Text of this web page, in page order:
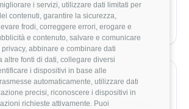
i servizi, utilizzare dati limitati per
contenuti, garantire la sicurezza,
frodi, correggere errori, erogare e
e contenuto, salvare e comunicare
abbinare e combinare dati
altre fonti di dati, collegare diversi
i dispositivi in base alle
automaticamente, utilizzare dati
precisi, riconoscere i dispositivi in
richieste attivamente. Puoi
di lavoro per Business
Analyst
crescere
per approfondire stipendio, carriera e